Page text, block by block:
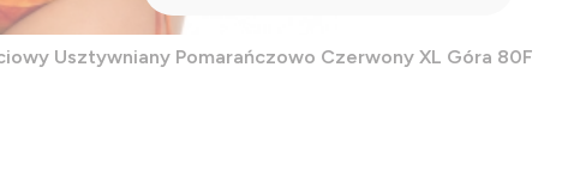
Usztywniany Pomarańczowo Czerwony XL Góra 80F